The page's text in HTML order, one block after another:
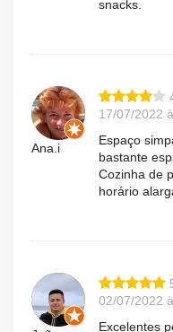
snacks.
Ana.i
17/07/2022
Espaço
bastante
Cozinha de
horário
02/07/2022
Excelentes